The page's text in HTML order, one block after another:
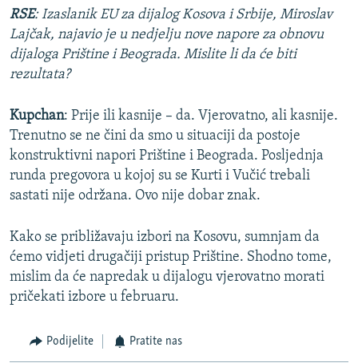
RSE: Izaslanik EU za dijalog Kosova i Srbije, Miroslav
Lajčak, najavio je u nedjelju nove napore za obnovu
dijaloga Prištine i Beograda. Mislite li da će biti
rezultata?
Kupchan: Prije ili kasnije – da. Vjerovatno, ali kasnije.
Trenutno se ne čini da smo u situaciji da postoje
konstruktivni napori Prištine i Beograda. Posljednja
runda pregovora u kojoj su se Kurti i Vučić trebali
sastati nije održana. Ovo nije dobar znak.
Kako se približavaju izbori na Kosovu, sumnjam da
ćemo vidjeti drugačiji pristup Prištine. Shodno tome,
mislim da će napredak u dijalogu vjerovatno morati
pričekati izbore u februaru.
Podijelite Pratite nas